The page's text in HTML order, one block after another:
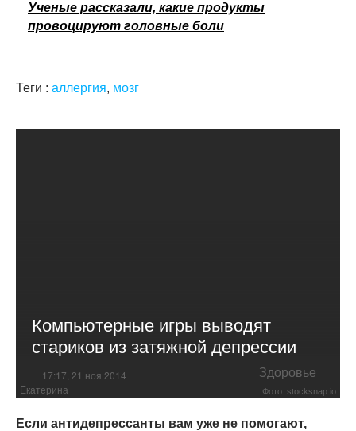
Ученые рассказали, какие продукты
провоцируют головные боли
Теги : аллергия, мозг
Компьютерные игры выводят
стариков из затяжной депрессии
17:17, 21 ноя 2014 Здоровье
Екатерина Фото: stocksnap.io
Если антидепрессанты вам уже не помогают,